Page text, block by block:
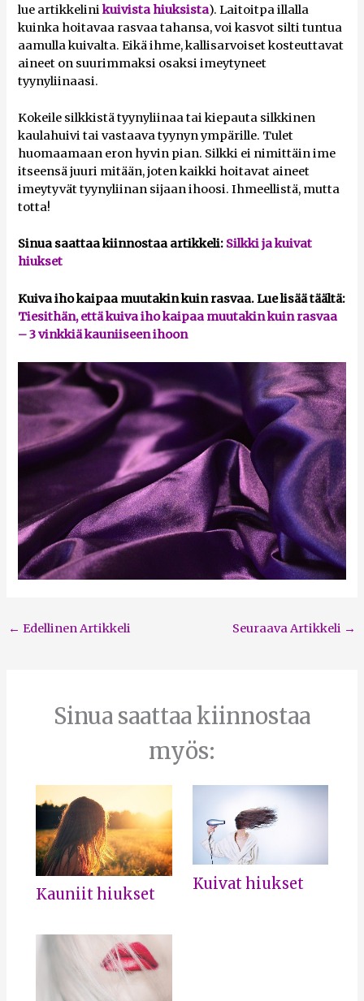
lue artikkelinikuivista hiuksista). Laitoitpa illalla
kuinka hoitavaa rasvaa tahansa, voi kasvot silti tuntua
aamulla kuivalta. Eikä ihme, kallisarvoiset kosteuttavat
aineet on suurimmaksi osaksi imeytyneet
tyynyliinaasi.
Kokeile silkkistä tyynyliinaa tai kiepauta silkkinen
kaulahuivi tai vastaava tyynyn ympärille. Tulet
huomaamaan eron hyvin pian. Silkki ei nimittäin ime
itseensä juuri mitään, joten kaikki hoitavat aineet
imeytyvät tyynyliinan sijaan ihoosi. Ihmeellistä, mutta
totta!
Sinua saattaa kiinnostaa artikkeli: Silkki ja kuivat
hiukset
Kuiva iho kaipaa muutakin kuin rasvaa. Lue lisää täältä:
Tiesithän, että kuiva iho kaipaa muutakin kuin rasvaa
– 3 vinkkiä kauniiseen ihoon
← Edellinen Artikkeli Seuraava Artikkeli →
Sinua saattaa kiinnostaa
myös:
Kauniit hiukset
Kuivat hiukset